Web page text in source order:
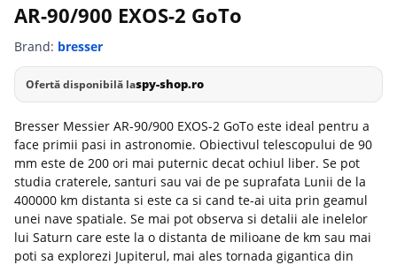
AR-90/900 EXOS-2 GoTo
Brand: bresser
Ofertă disponibilă laspy-shop.ro
Bresser Messier AR-90/900 EXOS-2 GoTo este ideal pentru a
face primii pasi in astronomie. Obiectivul telescopului de 90
mm este de 200 ori mai puternic decat ochiul liber. Se pot
studia craterele, santuri sau vai de pe suprafata Lunii de la
400000 km distanta si este ca si cand te-ai uita prin geamul
unei nave spatiale. Se mai pot observa si detalii ale inelelor
lui Saturn care este la o distanta de milioane de km sau mai
poti sa explorezi Jupiterul, mai ales tornada gigantica din